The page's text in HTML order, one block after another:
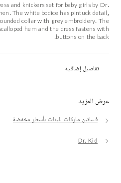
عرض المزيد
فساتين ماركات للبنات بأسعار مخفضة
Dr. Kid
and knickers set for baby girls by Dr.
The white bodice has pintuck detail,
collar with grey embroidery. The
hem and the dress fastens with
buttons on the back.
تفاصيل إضافية